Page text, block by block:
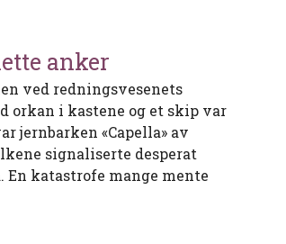
anker
ved redningsvesenets
orkan i kastene og et skip var
jernbarken «Capella» av
signaliserte desperat
katastrofe mange mente
som ikke ville lette anker